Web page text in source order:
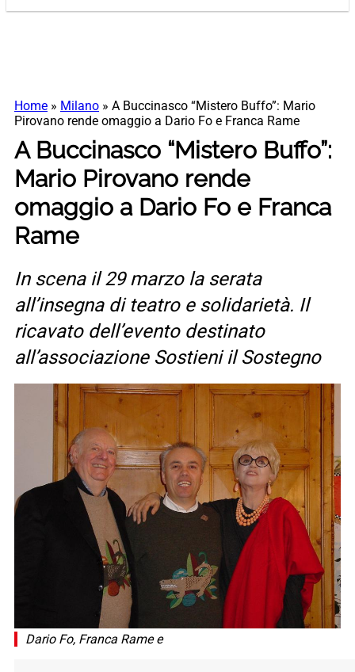
Home » Milano » A Buccinasco “Mistero Buffo”: Mario
Pirovano rende omaggio a Dario Fo e Franca Rame
A Buccinasco “Mistero Buffo”:
Mario Pirovano rende
omaggio a Dario Fo e Franca
Rame
In scena il 29 marzo la serata
all’insegna di teatro e solidarietà. Il
ricavato dell’evento destinato
all’associazione Sostieni il Sostegno
Dario Fo, Franca Rame e